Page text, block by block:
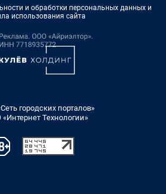
и обработки персональных данных и
использования сайта
городских порталов»
Технологии»